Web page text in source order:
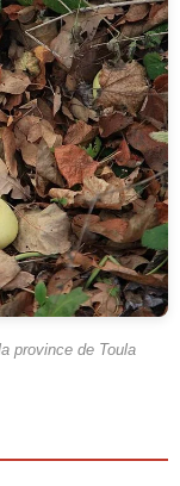
province de Toula